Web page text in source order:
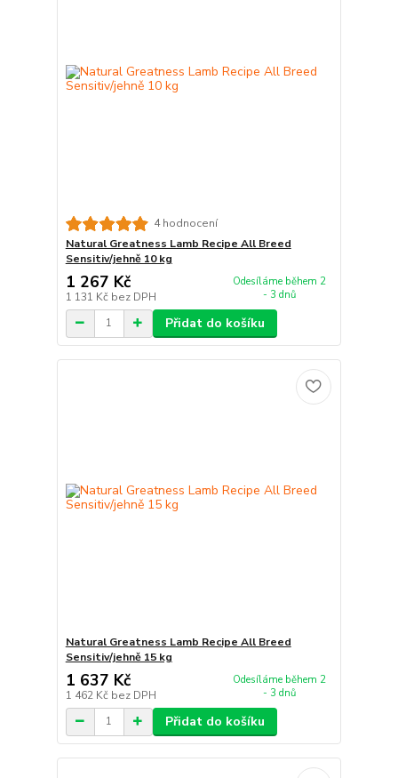
4 hodnocení
Natural Greatness Lamb Recipe All Breed
Sensitiv/jehně 10 kg
1 267 Kč
1 131 Kč bez DPH
Odesíláme během 2
- 3 dnů
Přidat do košíku
Natural Greatness Lamb Recipe All Breed
Sensitiv/jehně 15 kg
1 637 Kč
1 462 Kč bez DPH
Odesíláme během 2
- 3 dnů
Přidat do košíku